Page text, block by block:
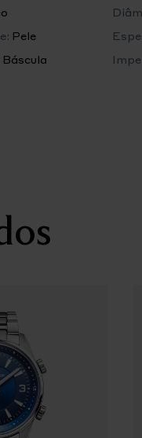
Pele
Báscula